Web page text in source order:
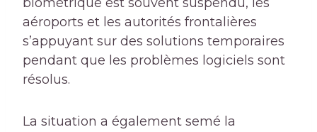
biométrique est souvent suspendu, les
aéroports et les autorités frontalières
s’appuyant sur des solutions temporaires
pendant que les problèmes logiciels sont
résolus.
La situation a également semé la